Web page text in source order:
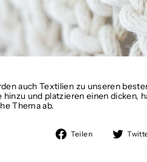
auch Textilien zu unseren
und platzieren einen dicken,
Thema ab.
Teilen
Auf
Facebook